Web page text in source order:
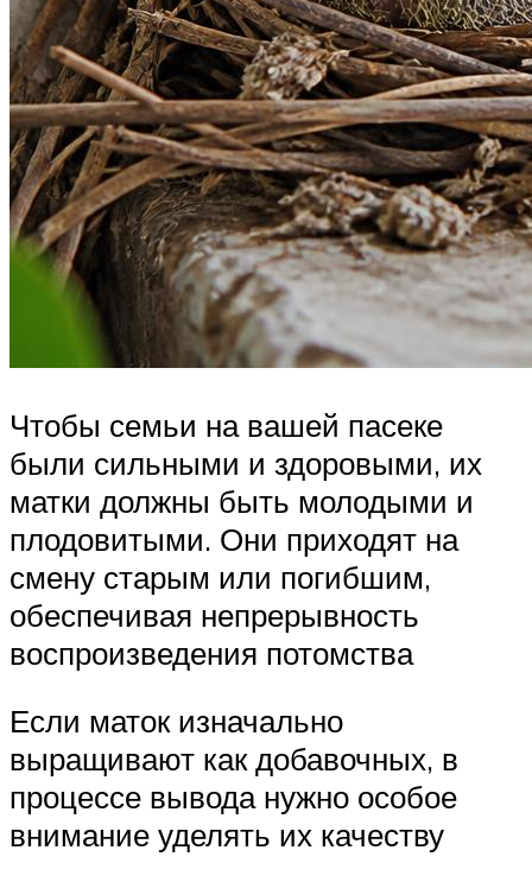
Чтобы семьи на вашей пасеке
были сильными и здоровыми, их
матки должны быть молодыми и
плодовитыми. Они приходят на
смену старым или погибшим,
обеспечивая непрерывность
воспроизведения потомства
Если маток изначально
выращивают как добавочных, в
процессе вывода нужно особое
внимание уделять их качеству